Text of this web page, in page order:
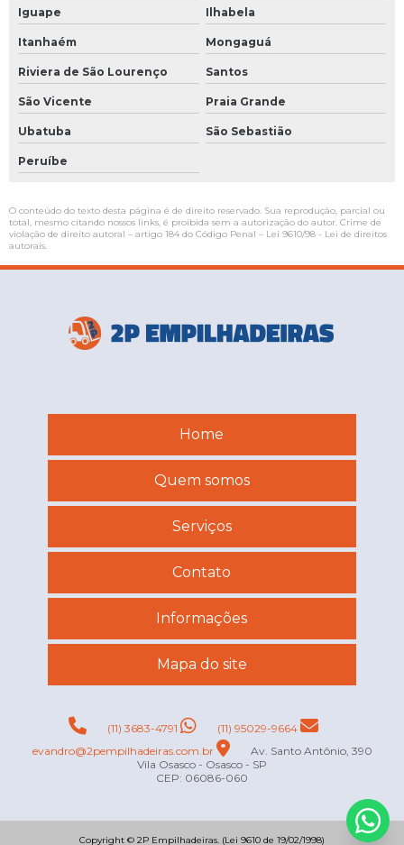
Iguape Ilhabela
Itanhaém Mongaguá
Riviera de São Lourenço Santos
São Vicente Praia Grande
Ubatuba São Sebastião
Peruíbe
O conteúdo do texto desta página é de direito reservado. Sua reprodução, parcial ou
total, mesmo citando nossos links, é proibida sem a autorização do autor. Crime de
violação de direito autoral – artigo 184 do Código Penal – Lei 9610/98 - Lei de direitos
autorais.
Home
Quem somos
Serviços
Contato
Informações
Mapa do site
(11) 3683-4791
(11) 95029-9664
evandro@2pempilhadeiras.com.br
Av. Santo Antônio, 390
Vila Osasco - Osasco - SP
CEP: 06086-060
Copyright © 2P Empilhadeiras. (Lei 9610 de 19/02/1998)